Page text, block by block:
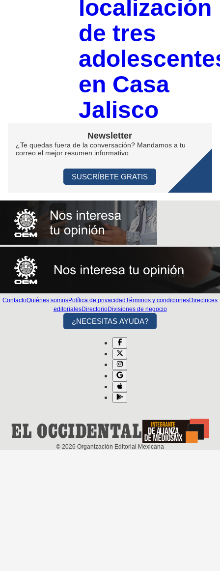
localización
de tres
en Casa
Jalisco
Newsletter
¿Te quedas fuera de la conversación? Mandamos a tu
correo el mejor resumen informativo.
SUSCRÍBETE GRATIS
ContactoQuiénes somosPolítica de privacidadTérminos y condicionesDirectrices
editorialesDirectorioDivisiones de negocio
¿NECESITAS AYUDA?
© 2026 Organización Editorial Mexicana